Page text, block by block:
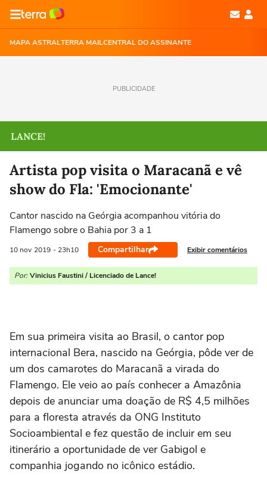
MAPA ASTRALTERRA MAILCENTRAL DO ASSINANTE
PUBLICIDADE
LANCE!
Artista pop visita o Maracanã e vê
show do Fla: 'Emocionante'
Cantor nascido na Geórgia acompanhou vitória do
Flamengo sobre o Bahia por 3 a 1
10 nov 2019 - 23h10 Compartilhar Exibir comentários
Por: Vinicius Faustini / Licenciado de Lance!
Em sua primeira visita ao Brasil, o cantor pop
internacional Bera, nascido na Geórgia, pôde ver de
um dos camarotes do Maracanã a virada do
Flamengo. Ele veio ao país conhecer a Amazônia
depois de anunciar uma doação de R$ 4,5 milhões
para a floresta através da ONG Instituto
Socioambiental e fez questão de incluir em seu
itinerário a oportunidade de ver Gabigol e
companhia jogando no icônico estádio.